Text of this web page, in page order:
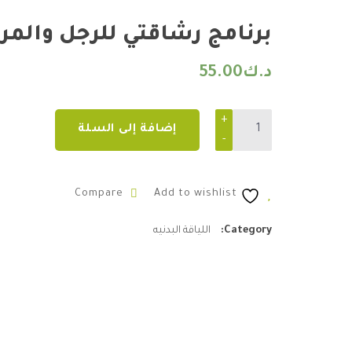
برنامج رشاقتي للرجل
د.ك55.00
برنامج رشاقتي للرجل والمرأة quantity
إضافة إلى السلة
Add to wishlist
Compare
Category: اللياقة البدنيه